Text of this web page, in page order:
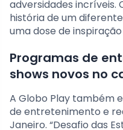
adversidades incríveis.
história de um
uma dose de
Programas de
shows novos no
A Globo Play também
de entretenimento e
Janeiro. “Desafio das